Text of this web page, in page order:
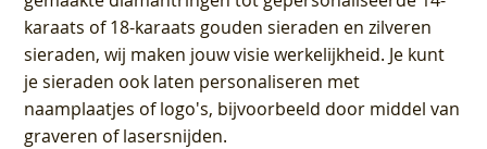
karaats of 18-karaats gouden sieraden en zilveren
sieraden, wij maken jouw visie werkelijkheid. Je kunt
je sieraden ook laten personaliseren met
naamplaatjes of logo's, bijvoorbeeld door middel van
graveren of lasersnijden.